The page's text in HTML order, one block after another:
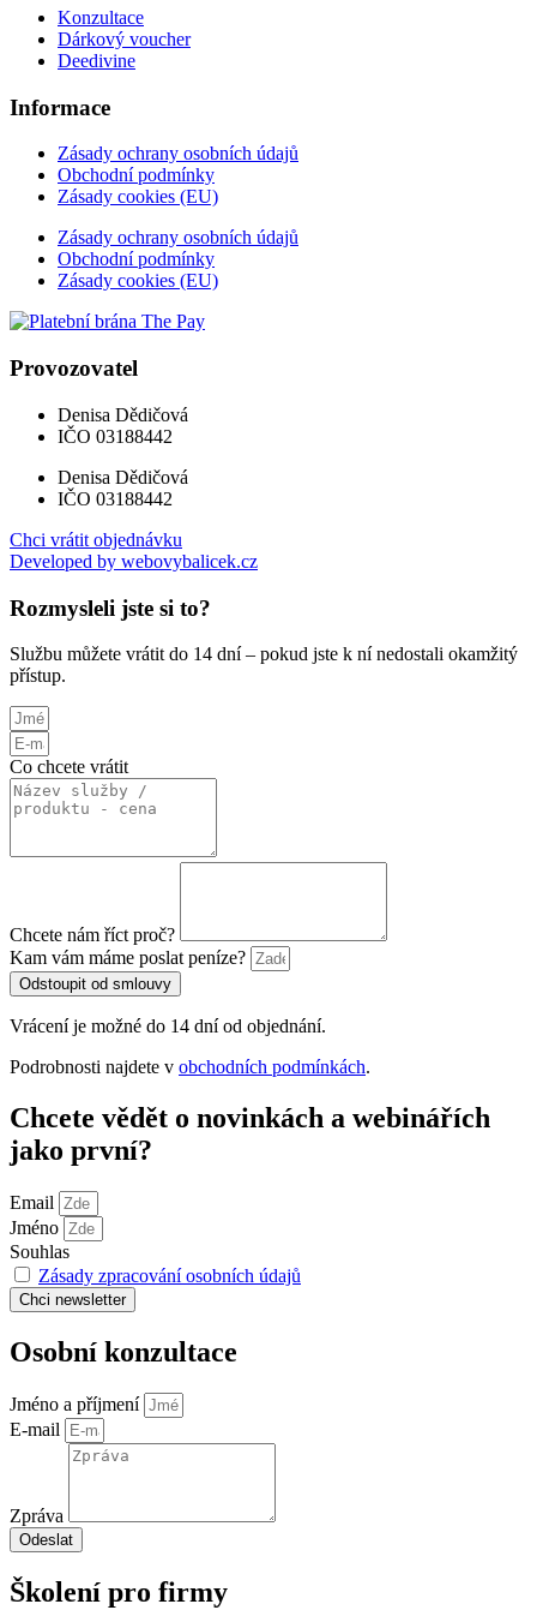
Konzultace
Dárkový voucher
Deedivine
Informace
Zásady ochrany osobních údajů
Obchodní podmínky
Zásady cookies (EU)
Zásady ochrany osobních údajů
Obchodní podmínky
Zásady cookies (EU)
Provozovatel
Denisa Dědičová
IČO 03188442
Denisa Dědičová
IČO 03188442
Chci vrátit objednávku
Developed by webovybalicek.cz
Rozmysleli jste si to?
Službu můžete vrátit do 14 dní – pokud jste k ní nedostali okamžitý
přístup.
Co chcete vrátit
Chcete nám říct proč?
Kam vám máme poslat peníze?
Odstoupit od smlouvy
Vrácení je možné do 14 dní od objednání.
Podrobnosti najdete v obchodních podmínkách.
Chcete vědět o novinkách a webinářích
jako první?
Email
Jméno
Souhlas
Zásady zpracování osobních údajů
Chci newsletter
Osobní konzultace
Jméno a příjmení
E-mail
Zpráva
Odeslat
Školení pro firmy